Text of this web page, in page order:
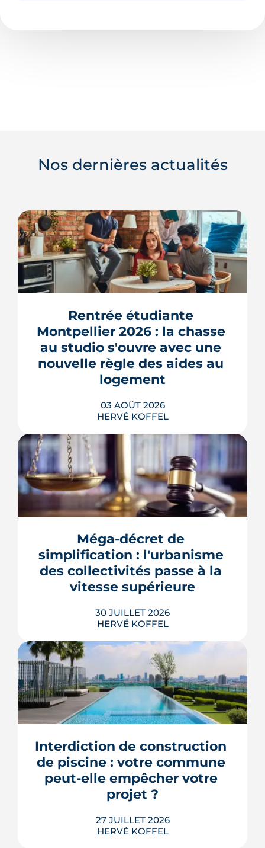
Nos dernières actualités
Rentrée étudiante
Montpellier 2026 : la chasse
au studio s'ouvre avec une
nouvelle règle des aides au
logement
03 AOÛT 2026
HERVÉ KOFFEL
Se loger à Montpellier pour la rentrée
2026 tient de la course de vitesse, sur
un marché où le studio part en
étudiants internationaux, une réforme
des aides au logement entrée en
vigueur le 1er juillet vient alourdir la
note.
LIRE L'ARTICLE
Méga-décret de
simplification : l'urbanisme
des collectivités passe à la
vitesse supérieure
30 JUILLET 2026
HERVÉ KOFFEL
Trente mesures, huit codes, un mot
d'ordre : faire agir les maires plus vite.
Le deuxième méga-décret de
photovoltaïque et l'habitat, mais
plusieurs de ses raccourcis inquiètent
déjà le juge consultatif des normes.
LIRE L'ARTICLE
Interdiction de construction
de piscine : votre commune
peut-elle empêcher votre
projet ?
27 JUILLET 2026
HERVÉ KOFFEL